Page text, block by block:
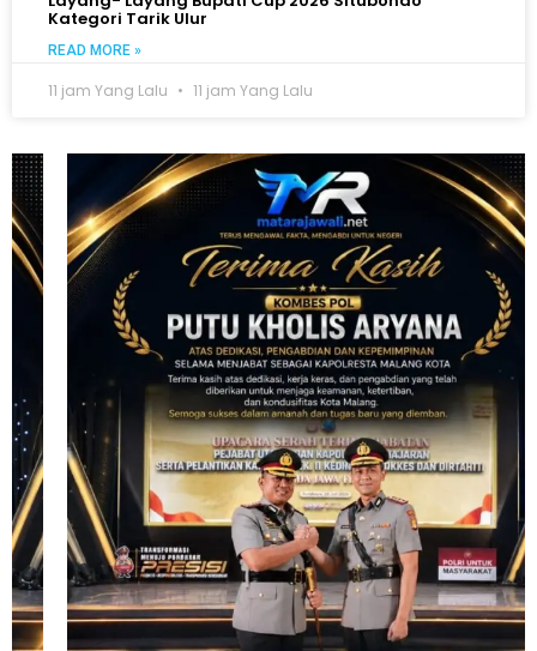
Kategori Tarik Ulur
READ MORE »
11 jam Yang Lalu 11 jam Yang Lalu